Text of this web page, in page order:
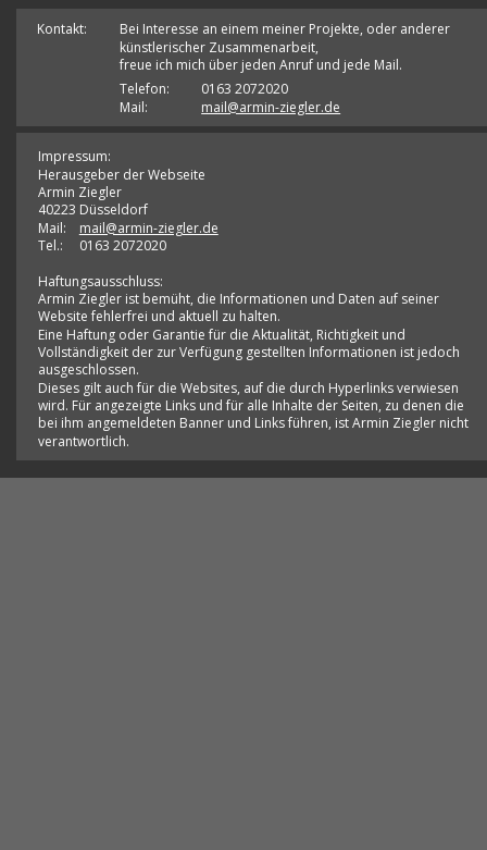
Kontakt:
Bei Interesse an einem meiner Projekte, oder anderer
künstlerischer Zusammenarbeit,
freue ich mich über jeden Anruf und jede Mail.
Telefon:
0163 2072020
Mail:
mail@armin-ziegler.de
Impressum:
Herausgeber der Webseite
Armin Ziegler
40223 Düsseldorf
Mail:
mail@armin-ziegler.de
Tel.:
0163 2072020
Haftungsausschluss:
Armin Ziegler ist bemüht, die Informationen und Daten auf seiner
Website fehlerfrei und aktuell zu halten.
Eine Haftung oder Garantie für die Aktualität, Richtigkeit und
Vollständigkeit der zur Verfügung gestellten Informationen ist jedoch
ausgeschlossen.
Dieses gilt auch für die Websites, auf die durch Hyperlinks verwiesen
wird. Für angezeigte Links und für alle Inhalte der Seiten, zu denen die
bei ihm angemeldeten Banner und Links führen, ist Armin Ziegler nicht
verantwortlich.